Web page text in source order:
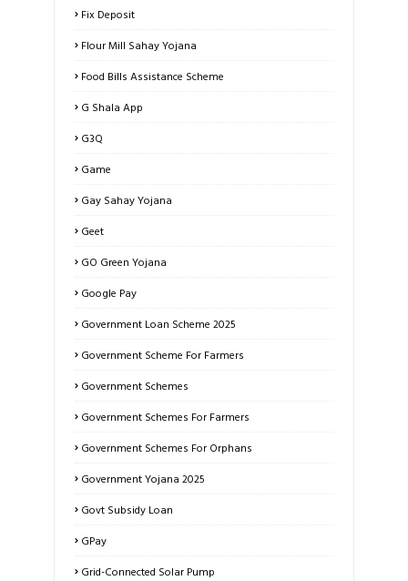
Fix Deposit
Flour Mill Sahay Yojana
Food Bills Assistance Scheme
G Shala App
G3Q
Game
Gay Sahay Yojana
Geet
GO Green Yojana
Google Pay
Government Loan Scheme 2025
Government Scheme For Farmers
Government Schemes
Government Schemes For Farmers
Government Schemes For Orphans
Government Yojana 2025
Govt Subsidy Loan
GPay
Grid-Connected Solar Pump